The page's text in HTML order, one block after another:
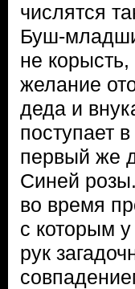
числятся
Буш-
не
желание
деда и
поступает
первый же
Синей
во время
с которым
рук